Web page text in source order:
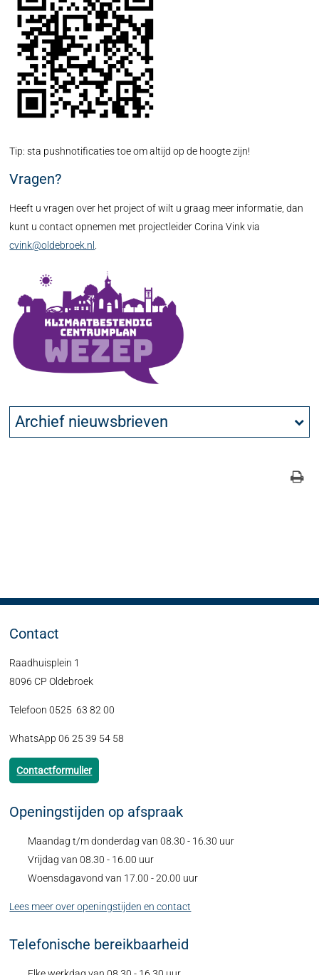
Tip: sta pushnotificaties toe om altijd op de hoogte zijn!
Vragen?
Heeft u vragen over het project of wilt u graag meer informatie, dan
kunt u contact opnemen met projectleider Corina Vink via
cvink@oldebroek.nl
Archief nieuwsbrieven
Contact
Raadhuisplein 1
8096 CP Oldebroek
Telefoon 0525 63 82 00
WhatsApp 06 25 39 54 58
Contactformulier
Openingstijden op afspraak
Maandag t/m donderdag van 08.30 - 16.30 uur
Vrijdag van 08.30 - 16.00 uur
Woensdagavond van 17.00 - 20.00 uur
Lees meer over openingstijden en contact
Telefonische bereikbaarheid